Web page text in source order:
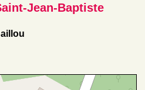
Jean-Baptiste